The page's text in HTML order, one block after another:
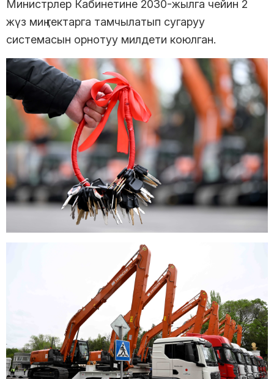
Министрлер Кабинетине 2030-жылга чейин 2
жүз миң гектарга тамчылатып сугаруу
системасын орнотуу милдети коюлган.